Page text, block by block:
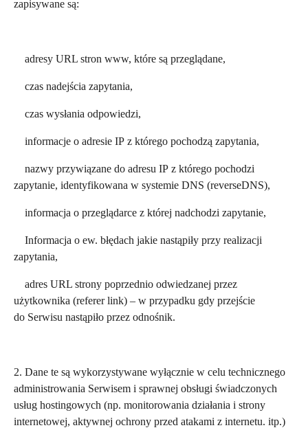
zapisywane są:
adresy URL stron www, które są przeglądane,
czas nadejścia zapytania,
czas wysłania odpowiedzi,
informacje o adresie IP z którego pochodzą zapytania,
nazwy przywiązane do adresu IP z którego pochodzi
zapytanie, identyfikowana w systemie DNS (reverseDNS),
informacja o przeglądarce z której nadchodzi zapytanie,
Informacja o ew. błędach jakie nastąpiły przy realizacji
zapytania,
adres URL strony poprzednio odwiedzanej przez
użytkownika (referer link) – w przypadku gdy przejście
do Serwisu nastąpiło przez odnośnik.
2. Dane te są wykorzystywane wyłącznie w celu technicznego
administrowania Serwisem i sprawnej obsługi świadczonych
usług hostingowych (np. monitorowania działania i strony
internetowej, aktywnej ochrony przed atakami z internetu. itp.)